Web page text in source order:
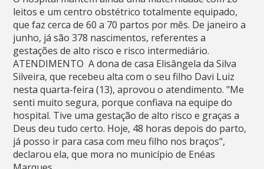
leitos e um centro obstétrico totalmente equipado,
que faz cerca de 60 a 70 partos por mês. De janeiro a
junho, já são 378 nascimentos, referentes a
gestações de alto risco e risco intermediário.
ATENDIMENTO  A dona de casa Elisângela da Silva
Silveira, que recebeu alta com o seu filho Davi Luiz
nesta quarta-feira (13), aprovou o atendimento. "Me
senti muito segura, porque confiava na equipe do
hospital. Tive uma gestação de alto risco e graças a
Deus deu tudo certo. Hoje, 48 horas depois do parto,
já posso ir para casa com meu filho nos braços",
declarou ela, que mora no município de Enéas